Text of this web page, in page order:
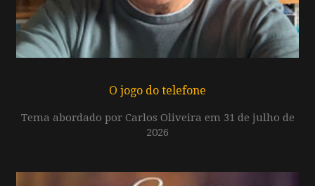
O jogo do telefone
Tema abordado por Carlos Oliveira em 31 de julho de
2026